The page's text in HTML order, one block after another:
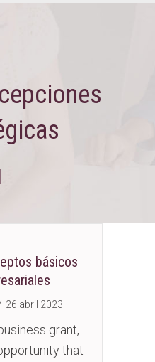
básicos
26 abril 2023
grant,
that